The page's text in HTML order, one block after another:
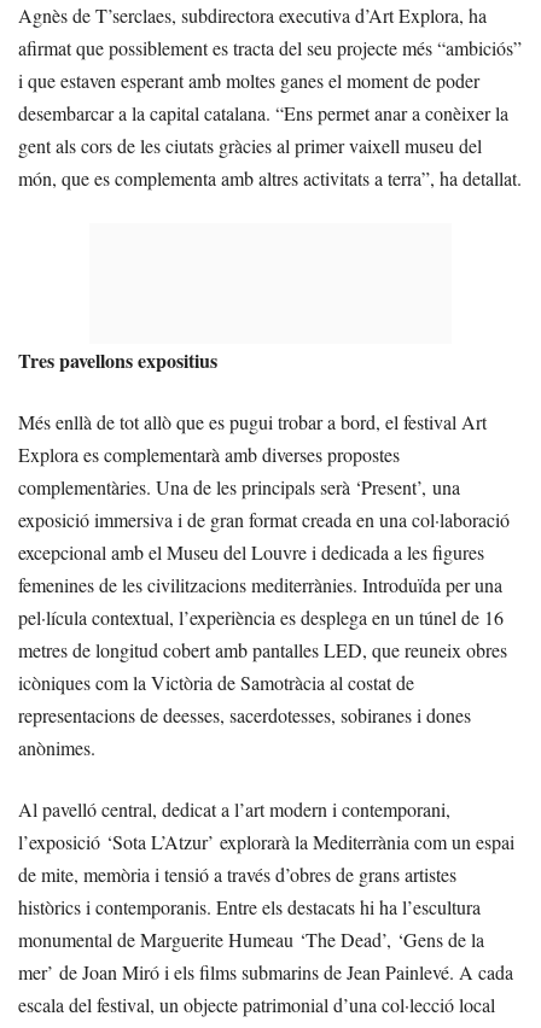
Agnès de T’serclaes, subdirectora executiva d’Art Explora, ha
afirmat que possiblement es tracta del seu projecte més “ambiciós”
i que estaven esperant amb moltes ganes el moment de poder
desembarcar a la capital catalana. “Ens permet anar a conèixer la
gent als cors de les ciutats gràcies al primer vaixell museu del
món, que es complementa amb altres activitats a terra”, ha detallat.
Tres pavellons expositius
Més enllà de tot allò que es pugui trobar a bord, el festival Art
Explora es complementarà amb diverses propostes
complementàries. Una de les principals serà ‘Present’, una
exposició immersiva i de gran format creada en una col·laboració
excepcional amb el Museu del Louvre i dedicada a les figures
femenines de les civilitzacions mediterrànies. Introduïda per una
pel·lícula contextual, l’experiència es desplega en un túnel de 16
metres de longitud cobert amb pantalles LED, que reuneix obres
icòniques com la Victòria de Samotràcia al costat de
representacions de deesses, sacerdotesses, sobiranes i dones
anònimes.
Al pavelló central, dedicat a l’art modern i contemporani,
l’exposició ‘Sota L’Atzur’ explorarà la Mediterrània com un espai
de mite, memòria i tensió a través d’obres de grans artistes
històrics i contemporanis. Entre els destacats hi ha l’escultura
monumental de Marguerite Humeau ‘The Dead’, ‘Gens de la
mer’ de Joan Miró i els films submarins de Jean Painlevé. A cada
escala del festival, un objecte patrimonial d’una col·lecció local